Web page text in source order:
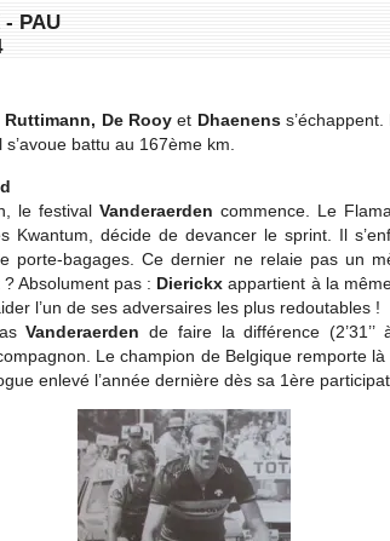
- PAU
Ruttimann, De Rooy et Dhaenenss’échappent.
s’avoue battu au 167ème km.
le festivalVanderaerden commence. Le
Kwantum, décide de devancer le sprint. Il
porte-bagages. Ce dernier ne relaie pas un
Absolument pas : Dierickx appartient à la
l’un de ses adversaires les plus redoutables !
Vanderaerden de faire la différence
Le champion de Belgique remporte là
enlevé l’année dernière dès sa 1ère